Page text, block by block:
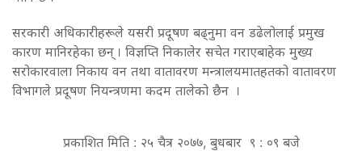
सरकारी अधिकारीहरूले यसरी प्रदूषण बढ्नुमा वन डढेलोलाई प्रमुख
कारण मानिरहेका छन् । विज्ञप्ति निकालेर सचेत गराएबाहेक मुख्य
सरोकारवाला निकाय वन तथा वातावरण मन्त्रालयमातहतको वातावरण
विभागले प्रदूषण नियन्त्रणमा कदम तालेको छैन ।
प्रकाशित मिति : २५ चैत्र २०७७, बुधबार ९ : ०९ बजे